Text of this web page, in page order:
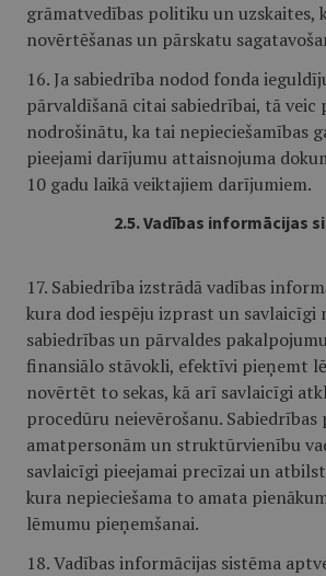
grāmatvedības politiku un uzskaites,
novērtēšanas un pārskatu
16. Ja sabiedrība nodod fonda
pārvaldīšanā citai sabiedrībai, tā veic
nodrošinātu, ka tai nepieciešamības
pieejami darījumu attaisnojuma
10 gadu laikā veiktajiem darījumiem.
2.5. Vadības informācijas
17. Sabiedrība izstrādā vadības
kura dod iespēju izprast un savlaicīgi
sabiedrības un pārvaldes
finansiālo stāvokli, efektīvi pieņemt
novērtēt to sekas, kā arī savlaicīgi
procedūru neievērošanu. Sabiedrības
amatpersonām un struktūrvienību
savlaicīgi pieejamai precīzai un
kura nepieciešama to amata
lēmumu pieņemšanai.
18. Vadības informācijas sistēma